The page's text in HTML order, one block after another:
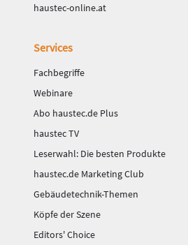
haustec-online.at
Services
Fachbegriffe
Webinare
Abo haustec.de Plus
haustec TV
Leserwahl: Die besten Produkte
haustec.de Marketing Club
Gebäudetechnik-Themen
Köpfe der Szene
Editors' Choice